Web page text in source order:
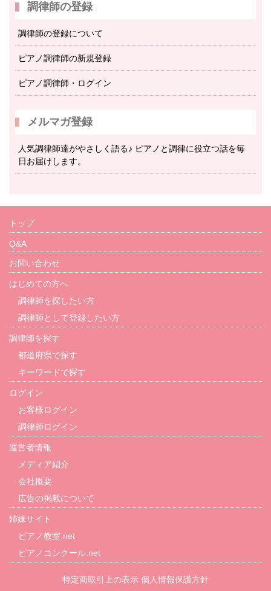
調律師の登録
調律師の登録について
ピアノ調律師の新規登録
ピアノ調律師・ログイン
メルマガ登録
人気調律師達がやさしく語る♪ ピアノと調律に役立つ話を毎
日お届けします。
トップ
Q&A
お問い合わせ
はじめての方へ
調律師を探したい方
調律師として登録したい方
調律師を探す
都道府県で探す
キーワードで探す
ログイン
お客様ログイン
調律師ログイン
運営者情報
メディア紹介
会社概要
広告の掲載について
姉妹サイト
ピアノ教室.net
ピアノコンクール.net
特定商取引上の表示 個人情報保護方針